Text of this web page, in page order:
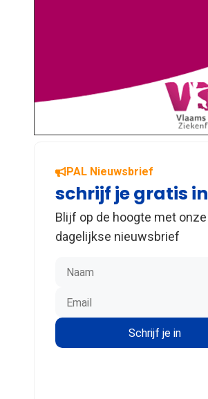
PAL Nieuwsbrief
schrijf je gratis in
Blijf op de hoogte met onze
dagelijkse nieuwsbrief